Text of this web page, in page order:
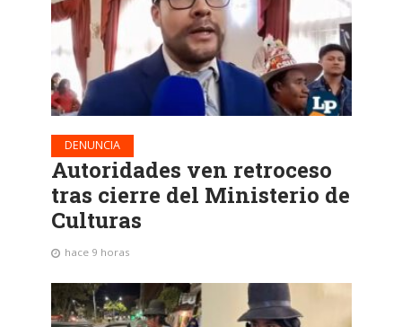
DENUNCIA
Autoridades ven retroceso
tras cierre del Ministerio de
Culturas
hace 9 horas